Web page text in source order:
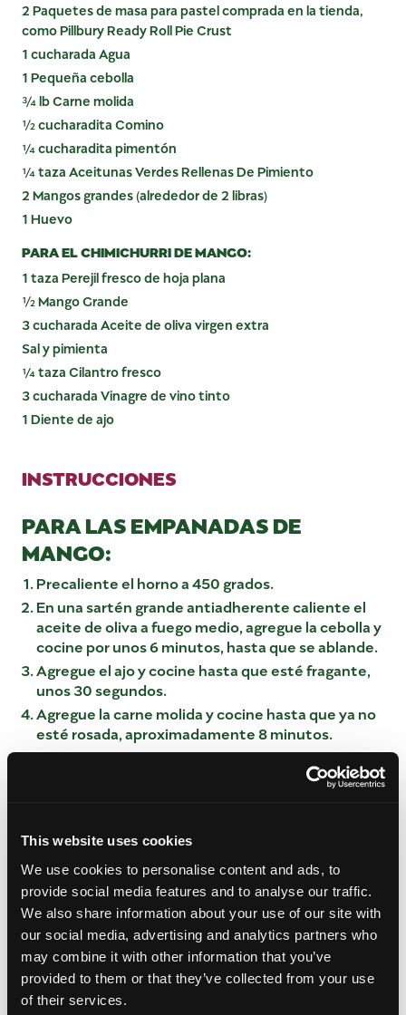
This website uses cookies
We use cookies to personalise content and ads, to
provide social media features and to analyse our traffic.
We also share information about your use of our site with
our social media, advertising and analytics partners who
may combine it with other information that you’ve
provided to them or that they’ve collected from your use
of their services.
2 Paquetes de masa para pastel comprada en la tienda,
como Pillbury Ready Roll Pie Crust
1 cucharada Agua
1 Pequeña cebolla
¾ lb Carne molida
½ cucharadita Comino
¼ cucharadita pimentón
¼ taza Aceitunas Verdes Rellenas De Pimiento
2 Mangos grandes (alrededor de 2 libras)
1 Huevo
PARA EL CHIMICHURRI DE MANGO:
1 taza Perejil fresco de hoja plana
½ Mango Grande
3 cucharada Aceite de oliva virgen extra
Sal y pimienta
¼ taza Cilantro fresco
3 cucharada Vinagre de vino tinto
1 Diente de ajo
INSTRUCCIONES
PARA LAS EMPANADAS DE
MANGO:
Precaliente el horno a 450 grados.
En una sartén grande antiadherente caliente el
aceite de oliva a fuego medio, agregue la cebolla y
cocine por unos 6 minutos, hasta que se ablande.
Agregue el ajo y cocine hasta que esté fragante,
unos 30 segundos.
Agregue la carne molida y cocine hasta que ya no
esté rosada, aproximadamente 8 minutos.
Agregue la pasta de tomate, el comino, la canela,
la cayena y los tomates enlatados, cocine a fuego
Mezcle suavemente las aceitunas, el queso y el
mango cortado en cubitos.
Desenvuelve y desenrolla cada trozo de masa
para pastel, divídelo en 4 secciones.
Coloque aproximadamente ¼ de taza de relleno
en el tercio inferior de cada pieza.
Dobla la masa sobre el relleno y cierra los bordes
con los dedos o un tenedor.